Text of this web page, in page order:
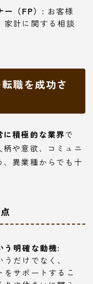
ー（FP）: お客様
家計に関する相談
職を成功さ
積極的な業界で
や意欲、コミュニ
異業種からでも十
う明確な動機:
だけでなく、
をサポートするこ